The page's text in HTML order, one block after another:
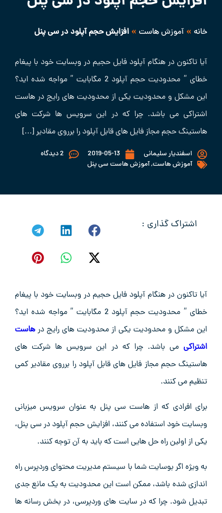
خانه » آموزش هاست » افزایش حجم آپلود در سی پنل
آیا تاکنون در هنگام آپلود فایل حجیم در وبسایت خود با پیغام
خطای ” محدودیت حجم آپلود 2 مگابایت ” مواجه شده اید؟
این مشکل و محدودیت یکی از محدودیت های رایج در هاست
اشتراکی می باشد. چرا که در این سرویس ها شرکت های
هاستینگ حجم مجاز فایل های قابل آپلود را برروی مقادیر […]
اسفندیار سلیمانی 2019-05-13
2 دیدگاه
آموزش هاست,آموزش هاست سی پنل
اشتراک گذاری :
آیا تاکنون در هنگام آپلود فایل حجیم در وبسایت خود با پیغام
خطای ” محدودیت حجم آپلود 2 مگابایت ” مواجه شده اید؟
این مشکل و محدودیت یکی از محدودیت های رایج در هاست
اشتراکی می باشد. چرا که در این سرویس ها شرکت های
هاستینگ حجم مجاز فایل های قابل آپلود را برروی مقادیر کمی
تنظیم می کنند.
برای افرادی که از هاست سی پنل به عنوان سرویس میزبانی
وبسایت خود استفاده می کنند، افزایش حجم آپلود در سی پنل،
یکی از اولین راه حل هایی است که باید به آن توجه کنند.
به ویژه اگر بوسایت شما با سیستم مدیریت محتوای وردپرس راه
اندازی شده باشد، ممکن است این محدودیت به یک مانع جدی
تبدیل شود. چرا که در سایت های وردپرسی، در بخش رسانه ها